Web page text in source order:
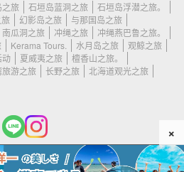
之旅 石垣岛蓝洞之旅
石垣岛浮潜之旅。
幻影岛之旅
与那国岛之旅
南瓜洞之旅 冲绳之旅
冲绳燕巴鲁之旅。
Kerama Tours. 水月岛之旅
观鲸之旅
动 夏威夷之旅
檀香山之旅。
旅游之旅 长野之旅
北海道观光之旅
岛旅游公司版权所有。.
×